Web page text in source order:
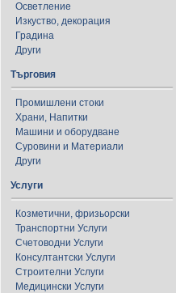
Осветление
Изкуство, декорация
Градина
Други
Търговия
Промишлени стоки
Храни, Напитки
Машини и оборудване
Суровини и Материали
Други
Услуги
Козметични, фризьорски
Транспортни Услуги
Счетоводни Услуги
Консултантски Услуги
Строителни Услуги
Медицински Услуги